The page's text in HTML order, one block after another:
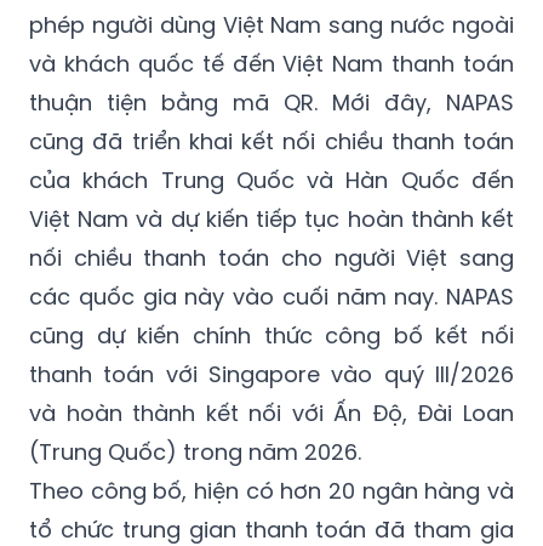
phép người dùng Việt Nam sang nước ngoài
và khách quốc tế đến Việt Nam thanh toán
thuận tiện bằng mã QR. Mới đây, NAPAS
cũng đã triển khai kết nối chiều thanh toán
của khách Trung Quốc và Hàn Quốc đến
Việt Nam và dự kiến tiếp tục hoàn thành kết
nối chiều thanh toán cho người Việt sang
các quốc gia này vào cuối năm nay. NAPAS
cũng dự kiến chính thức công bố kết nối
thanh toán với Singapore vào quý III/2026
và hoàn thành kết nối với Ấn Độ, Đài Loan
(Trung Quốc) trong năm 2026.
Theo công bố, hiện có hơn 20 ngân hàng và
tổ chức trung gian thanh toán đã tham gia